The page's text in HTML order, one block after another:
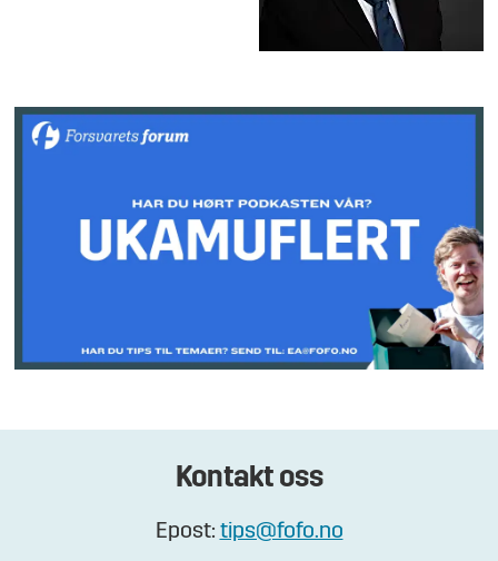
Kontakt oss
Epost: tips@fofo.no